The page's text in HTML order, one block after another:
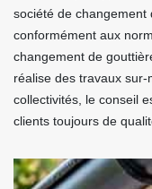
société de
conformément aux
changement de
réalise des travaux
collectivités, le conseil
clients toujours de